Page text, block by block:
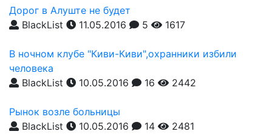
Дорог в Алуште не будет
BlackList
11.05.2016 5 1617
В ночном клубе "Киви-Киви",охранники избили
человека
BlackList
10.05.2016 16 2442
Рынок возле больницы
BlackList
10.05.2016 14 2481